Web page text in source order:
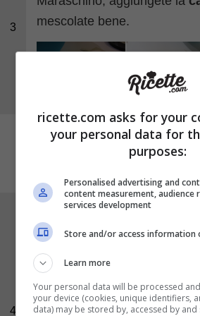
3
mescolate bene.
4
Rivestite la teglia apribile,
unta poco con il burro, con la
grossolanamente. Bucate il
forchetta. Riempite con la
della frolla, schiacciando
ricette.com asks for your
your personal data for
purposes:
Personalised advertising and
content measurement, audience
services development
Store and/or access information
Learn more
Your personal data will be processed
your device (cookies, unique identifiers,
data) may be stored by, accessed by